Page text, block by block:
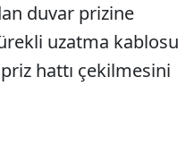
duvar prizine
uzatma kablosu
hattı çekilmesini